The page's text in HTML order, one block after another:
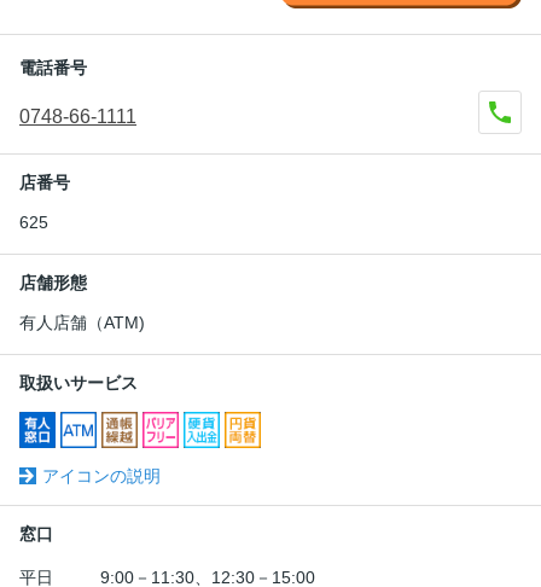
電話番号
0748-66-1111
店番号
625
店舗形態
有人店舗（ATM)
取扱いサービス
アイコンの説明
窓口
平日
9:00－11:30、12:30－15:00